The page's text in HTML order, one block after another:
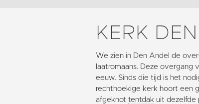
KERK
We zien in Den Andel de
laatromaans. Deze overgang
eeuw. Sinds die tijd is het
rechthoekige kerk hoort een
afgeknot tentdak uit dezelfde